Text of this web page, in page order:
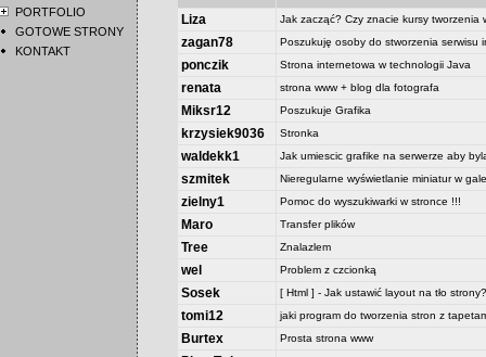
Liza
Jak zacząć? Czy znacie kursy tworzenia
zagan78 Poszukuję osoby do stworzenia serwisu
ponczik Strona internetowa w technologii Java
renata strona www + blog dla fotografa
Miksr12 Poszukuje Grafika
krzysiek9036 Stronka
waldekk1 Jak umiescic grafike na serwerze aby
szmitek Nieregularne wyświetlanie miniatur w
zielny1 Pomoc do wyszukiwarki w stronce !!!
Maro Transfer plików
Tree Znalazlem
wel Problem z czcionką
Sosek [ Html ] - Jak ustawić layout na tło strony?
tomi12 jaki program do tworzenia stron z
Burtex Prosta strona www
PORTFOLIO
GOTOWE STRONY
KONTAKT